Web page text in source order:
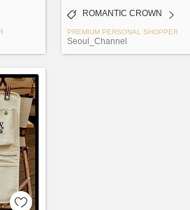
ROMANTIC CROWN
PREMIUM PERSONAL SHOPPER
Seoul_Channel